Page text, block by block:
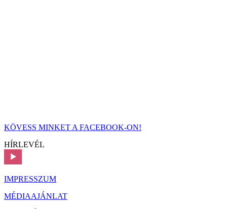
KÖVESS MINKET A FACEBOOK-ON!
HÍRLEVÉL
IMPRESSZUM
MÉDIAAJÁNLAT